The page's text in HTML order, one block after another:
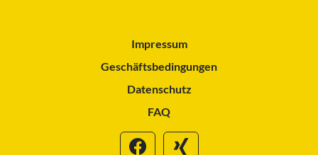
Impressum
Geschäftsbedingungen
Datenschutz
FAQ